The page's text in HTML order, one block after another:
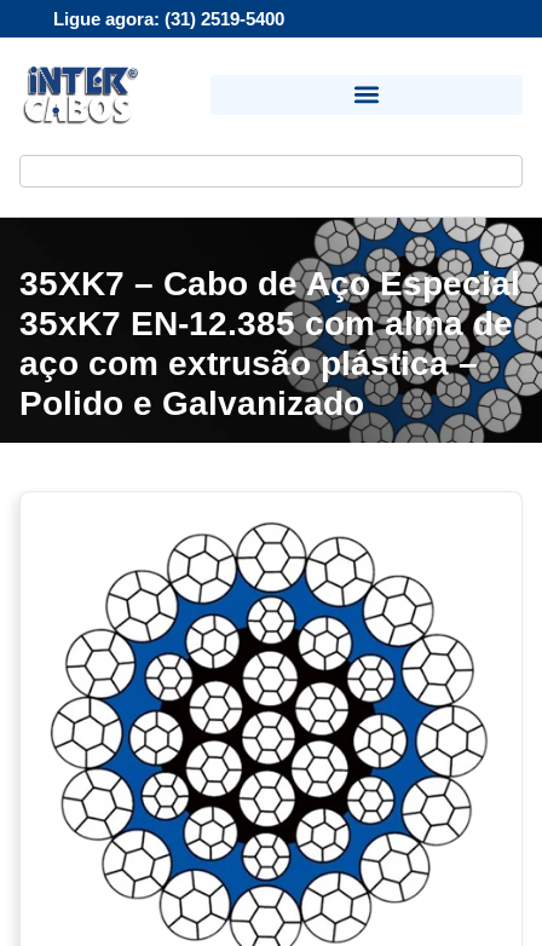
Ligue agora: (31) 2519-5400
35XK7 – Cabo de Aço Especial
35xK7 EN-12.385 com alma de
aço com extrusão plástica –
Polido e Galvanizado